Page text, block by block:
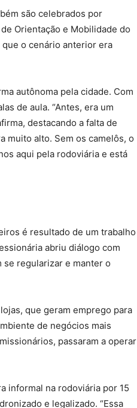
são celebrados por
Orientação e Mobilidade do
que o cenário anterior era
autônoma pela cidade. Com
de aula. “Antes, era um
destacando a falta de
muito alto. Sem os camelôs, o
aqui pela rodoviária e está
é resultado de um trabalho
abriu diálogo com
regularizar e manter o
que geram emprego para
de negócios mais
passaram a operar
informal na rodoviária por 15
e legalizado. “Essa